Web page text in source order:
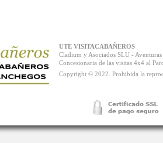
UTE VISITACABAÑEROS
Cladium y Asociados SLU -
Concesionaria de las visitas 4x4 al
Copyright © 2022. Prohibida la